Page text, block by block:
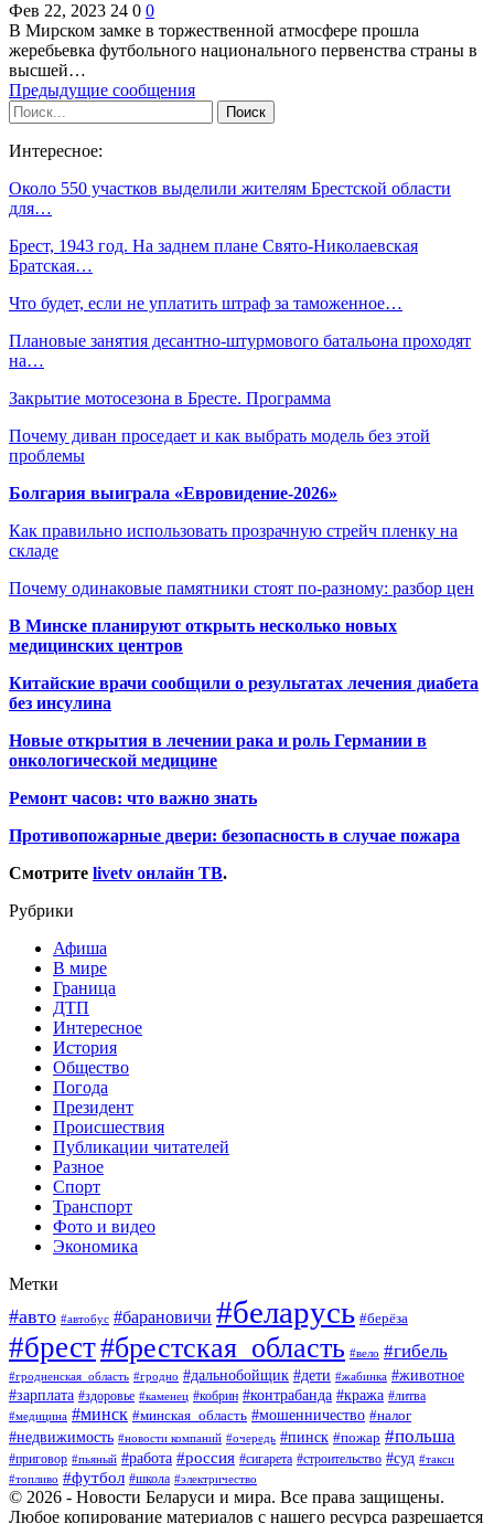
Фев 22, 2023 24 0 0
В Мирском замке в торжественной атмосфере прошла
жеребьевка футбольного национального первенства страны в
высшей…
Предыдущие сообщения
Интересное:
Около 550 участков выделили жителям Брестской области
для…
Брест, 1943 год. На заднем плане Свято-Николаевская
Братская…
Что будет, если не уплатить штраф за таможенное…
Плановые занятия десантно-штурмового батальона проходят
на…
Закрытие мотосезона в Бресте. Программа
Почему диван проседает и как выбрать модель без этой
проблемы
Болгария выиграла «Евровидение-2026»
Как правильно использовать прозрачную стрейч пленку на
складе
Почему одинаковые памятники стоят по-разному: разбор цен
В Минске планируют открыть несколько новых
медицинских центров
Китайские врачи сообщили о результатах лечения диабета
без инсулина
Новые открытия в лечении рака и роль Германии в
онкологической медицине
Ремонт часов: что важно знать
Противопожарные двери: безопасность в случае пожара
Смотрите livetv онлайн ТВ.
Рубрики
Афиша
В мире
Граница
ДТП
Интересное
История
Общество
Погода
Президент
Происшествия
Публикации читателей
Разное
Спорт
Транспорт
Фото и видео
Экономика
Метки
#авто #автобус #барановичи #беларусь #берёза
#брест#брестская_область #вело #гибель
#гродненская_область #гродно #дальнобойщик #дети #жабинка #животное
#зарплата #здоровье #каменец #кобрин #контрабанда #кража #литва
#медицина #минск #минская_область #мошенничество #налог
#недвижимость #новости компаний #очередь #пинск #пожар #польша
#приговор #пьяный #работа #россия #сигарета #строительство #суд #такси
#топливо #футбол #школа #электричество
© 2026 - Новости Беларуси и мира. Все права защищены.
Любое копирование материалов с нашего ресурса разрешается